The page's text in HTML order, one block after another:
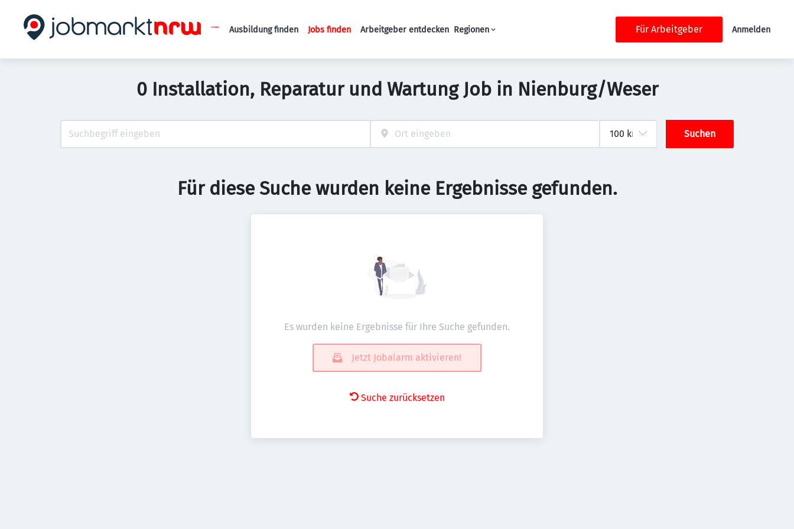
Haupt-Navigation
Ausbildung finden Jobs finden Arbeitgeber entdecken Regionen Für Arbeitgeber Anmelden
0 Installation, Reparatur und Wartung Job in Nienburg/Weser
Suchen
Für diese Suche wurden keine Ergebnisse gefunden.
Es wurden keine Ergebnisse für Ihre Suche gefunden.
Jetzt Jobalarm aktivieren!
Suche zurücksetzen